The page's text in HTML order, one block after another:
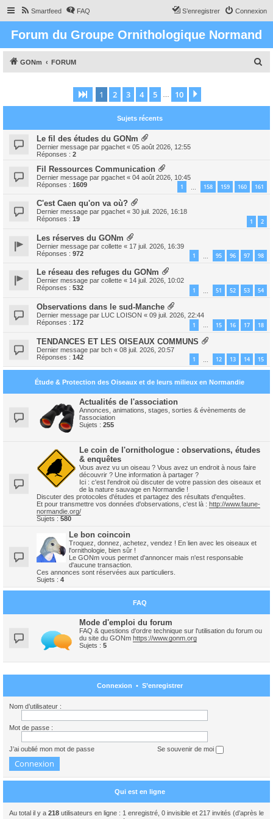
Smartfeed FAQ Connexion
S’enregistrer
Forum du Groupe Ornithologique Normand
GONm FORUM
h
r
Page 1sur10
1 2 3 4 5 10
Sujets récents
Le fil des études du GONm
Dernier message par pgachet « 05 août 2026, 12:55
Réponses : 2
Fil Ressources Communication
Dernier message par pgachet « 04 août 2026, 10:45
Réponses : 1609 1 158 159 160 161
C'est Caen qu'on va où?
Dernier message par pgachet « 30 juil. 2026, 16:18
Réponses : 19 1 2
Les réserves du GONm
Dernier message par collette « 17 juil. 2026, 16:39
Réponses : 972 1 95 96 97 98
Le réseau des refuges du GONm
Dernier message par collette « 14 juil. 2026, 10:02
Réponses : 532 1 51 52 53 54
Observations dans le sud-Manche
Dernier message par LUC LOISON « 09 juil. 2026, 22:44
Réponses : 172 1 … 15 16 17 18
TENDANCES ET LES OISEAUX COMMUNS
Dernier message par bch « 08 juil. 2026, 20:57
Réponses : 142 1 12 13 14 15
Étude & Protection des Oiseaux et de leurs milieux en Normandie
Actualités de l'association
Annonces, animations, stages, sorties & évènements de
l'association
Sujets : 255
Le coin de l'ornithologue : observations, études
& enquêtes
Vous avez vu un oiseau ? Vous avez un endroit à nous faire
découvrir ? Une information à partager ?
Ici : c'est l'endroit où discuter de votre passion des oiseaux et
de la nature sauvage en Normandie !
Discuter des protocoles d'études et partagez des résultats d'enquêtes.
Et pour transmettre vos données d'observations, c'est là : http://www.faune-
normandie.org/
Sujets : 580
Le bon coincoin
Troquez, donnez, achetez, vendez ! En lien avec les oiseaux et
l'ornithologie, bien sûr !
Le GONm vous permet d'annoncer mais n'est responsable
d'aucune transaction.
Ces annonces sont réservées aux particuliers.
Sujets : 4
FAQ
Mode d'emploi du forum
FAQ & questions d'ordre technique sur l'utilisation du forum ou
du site du GONm https://www.gonm.org
Sujets : 5
Connexion • S’enregistrer
Nom d’utilisateur :
Mot de passe :
J’ai oublié mon mot de passe Se souvenir de moi
Qui est en ligne
Au total il y a 218 utilisateurs en ligne : 1 enregistré, 0 invisible et 217 invités (d’après le